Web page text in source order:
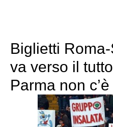
Biglietti
va verso il
Parma non